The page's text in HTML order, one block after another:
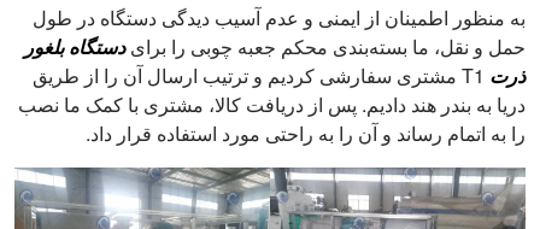
به منظور اطمینان از ایمنی و عدم آسیب دیدگی دستگاه در طول
حمل و نقل، ما بسته‌بندی محکم جعبه چوبی را برایدستگاه بلغور
ذرت
T1 مشتری سفارشی کردیم و ترتیب ارسال آن را از طریق
دریا به بندر هند دادیم. پس از دریافت کالا، مشتری با کمک ما نصب
را به اتمام رساند و آن را به راحتی مورد استفاده قرار داد.